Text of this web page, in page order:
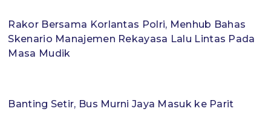
Rakor Bersama Korlantas Polri, Menhub Bahas
Skenario Manajemen Rekayasa Lalu Lintas Pada
Masa Mudik
Banting Setir, Bus Murni Jaya Masuk ke Parit